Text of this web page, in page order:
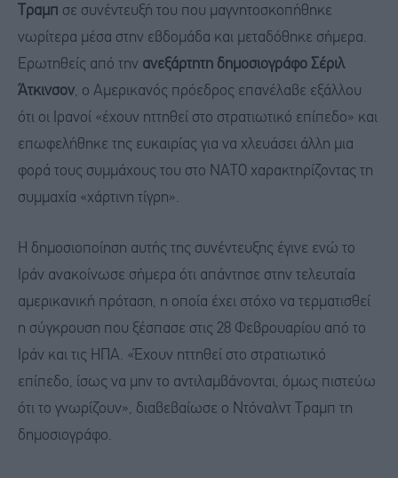
Τραμπ σε συνέντευξή του που μαγνητοσκοπήθηκε
νωρίτερα μέσα στην εβδομάδα και μεταδόθηκε σήμερα.
Ερωτηθείς από την ανεξάρτητη δημοσιογράφο Σέριλ
Άτκινσον, ο Αμερικανός πρόεδρος επανέλαβε εξάλλου
ότι οι Ιρανοί «έχουν ηττηθεί στο στρατιωτικό επίπεδο» και
επωφελήθηκε της ευκαιρίας για να χλευάσει άλλη μια
φορά τους συμμάχους του στο ΝΑΤΟ χαρακτηρίζοντας τη
συμμαχία «χάρτινη τίγρη».
Η δημοσιοποίηση αυτής της συνέντευξης έγινε ενώ το
Ιράν ανακοίνωσε σήμερα ότι απάντησε στην τελευταία
αμερικανική πρόταση, η οποία έχει στόχο να τερματισθεί
η σύγκρουση που ξέσπασε στις 28 Φεβρουαρίου από το
Ιράν και τις ΗΠΑ. «Έχουν ηττηθεί στο στρατιωτικό
επίπεδο, ίσως να μην το αντιλαμβάνονται, όμως πιστεύω
ότι το γνωρίζουν», διαβεβαίωσε ο Ντόναλντ Τραμπ τη
δημοσιογράφο.